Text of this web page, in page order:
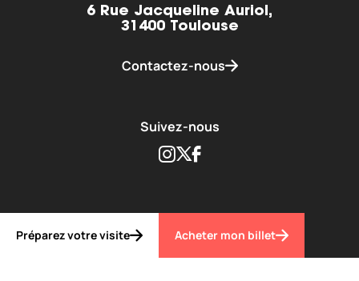
6 Rue Jacqueline Auriol,
31400 Toulouse
Contactez-nous
Suivez-nous
Instagram
TwitterFacebook
Préparez votre visite Acheter mon billet